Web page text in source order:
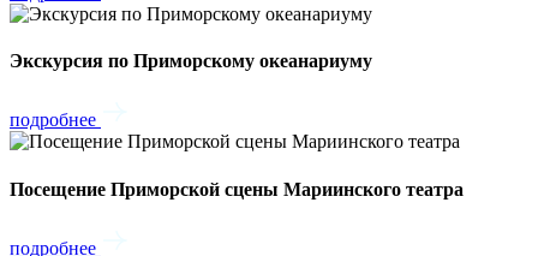
Экскурсия по Приморскому океанариуму
подробнее
Посещение Приморской сцены Мариинского театра
подробнее